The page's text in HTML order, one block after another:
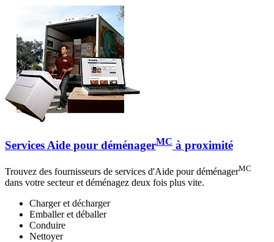
Services Aide pour déménagerMC à proximité
Trouvez des fournisseurs de services d'Aide pour déménagerMC
dans votre secteur et déménagez deux fois plus vite.
Charger et décharger
Emballer et déballer
Conduire
Nettoyer